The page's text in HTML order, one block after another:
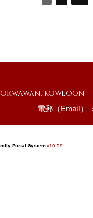
Kowloon
電郵（Email）：
Portal System v10.59